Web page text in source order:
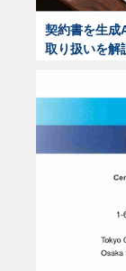
契約書を生成
取り扱いを解